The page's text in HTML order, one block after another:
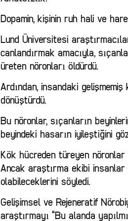
Dopamin, kişinin ruh hali ve
Lund Üniversitesi
canlandırmak amacıyla,
üreten nöronları öldürdü.
Ardından, insandaki
dönüştürdü.
Bu nöronlar, sıçanların
beyindeki hasarın iyileştiğini
Kök hücreden türeyen
Ancak araştırma ekibi insanlar
olabileceklerini söyledi.
Gelişimsel ve Rejeneratif
araştırmayı “Bu alanda